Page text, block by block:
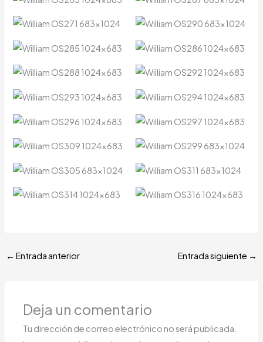
← Entrada anterior Entrada siguiente →
Deja un comentario
Tu dirección de correo electrónico no será publicada.